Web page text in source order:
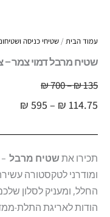
עמוד הבית / שטיחי כניסה
שטיח מרבל דמוי צמר
₪135
–
₪700 טווח
מחירים:
₪ 114.75
–
₪ 595
תכירו אתשטיח מרבל
ומודרני לטקסטורה
החלל, ומעניק לסלון
הודות לאריגת התלת-